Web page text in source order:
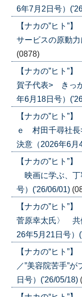
6年7月2日号）
【ナカの”ヒト
サービスの原動
(0878)
【ナカの”ヒト”
賀子代表> きっ
年6月18日号）
【ナカの”ヒト
ｅ 村田千尋社
決意（2026年6月
【ナカの”ヒト”
映画に学ぶ、丁
号）('26/06/01)
【ナカの”ヒト”
菅原幸太氏〉 共
26年5月21日号）
【ナカの“ヒト”
／”美容院苦手”
日号）('26/05/18)